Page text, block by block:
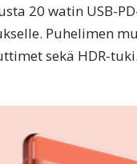
20 watin USB-
Puhelimen
sekä HDR-